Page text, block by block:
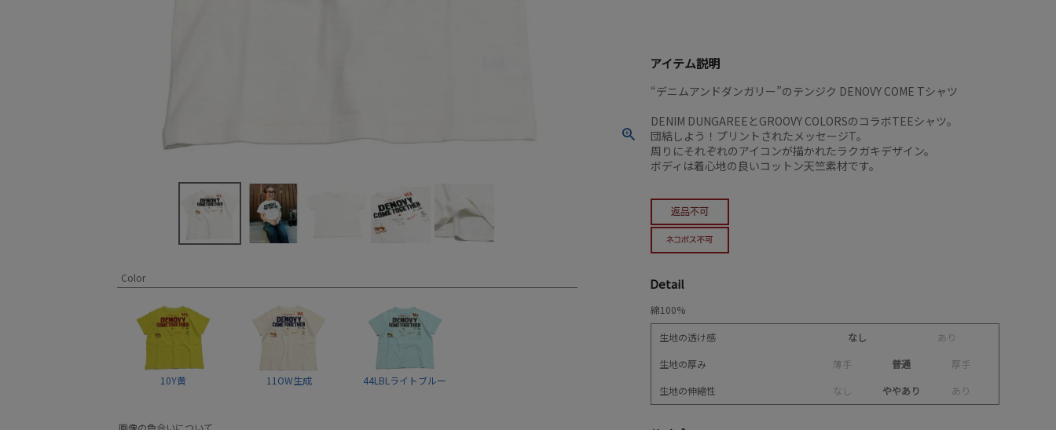
Color
10Y黄 11OW生成 44LBLライトブルー
画像の色合いについて
アイテム説明
“デニムアンドダンガリー”のテンジク DENOVY COME Tシャツ
DENIM DUNGAREEとGROOVY COLORSのコラボTEEシャツ。
団結しよう！プリントされたメッセージT。
周りにそれぞれのアイコンが描かれたラクガキデザイン。
ボディは着心地の良いコットン天竺素材です。
Detail
綿100%
生地の透け感 なし あ り
生地の厚み
薄手 普通 厚手
生地の伸縮性
な し ややあり あ り